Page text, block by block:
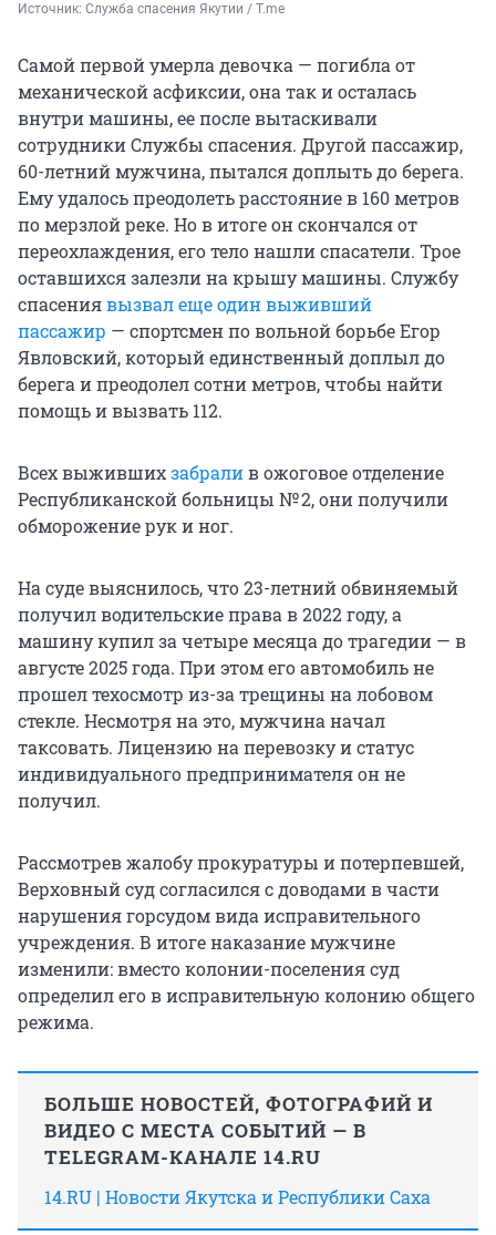
Источник: Служба спасения Якутии / T.me
Самой первой умерла девочка — погибла от
механической асфиксии, она так и осталась
внутри машины, ее после вытаскивали
сотрудники Службы спасения. Другой пассажир,
60-летний мужчина, пытался доплыть до берега.
Ему удалось преодолеть расстояние в 160 метров
по мерзлой реке. Но в итоге он скончался от
переохлаждения, его тело нашли спасатели. Трое
оставшихся залезли на крышу машины. Службу
спасениявызвал еще один выживший
пассажир — спортсмен по вольной борьбе Егор
Явловский, который единственный доплыл до
берега и преодолел сотни метров, чтобы найти
помощь и вызвать 112.
Всех выжившихзабралив ожоговое отделение
Республиканской больницы № 2, они получили
обморожение рук и ног.
На суде выяснилось, что 23-летний обвиняемый
получил водительские права в2022 году, а
машину купил за четыре месяца до трагедии — в
августе 2025 года. При этом его автомобиль не
прошел техосмотр из-за трещины на лобовом
стекле. Несмотря на это, мужчина начал
таксовать. Лицензию на перевозку и статус
индивидуального предпринимателя он не
получил.
Рассмотрев жалобу прокуратуры и потерпевшей,
Верховный суд согласился с доводами в части
нарушения горсудом вида исправительного
учреждения. В итоге наказание мужчине
изменили: вместо колонии-поселения суд
определил его в исправительную колонию общего
режима.
БОЛЬШЕ НОВОСТЕЙ, ФОТОГРАФИЙ И
ВИДЕО С МЕСТА СОБЫТИЙ — В
TELEGRAM-КАНАЛЕ 14.RU
14.RU | Новости Якутска и Республики Саха